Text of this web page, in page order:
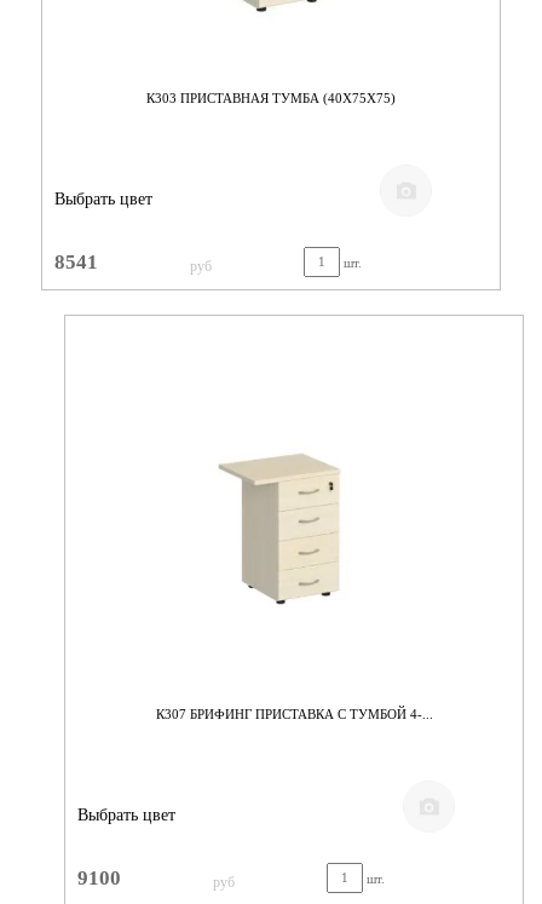
К303 ПРИСТАВНАЯ ТУМБА (40Х75Х75)
Выбрать цвет
8541 руб шт.
К307 БРИФИНГ ПРИСТАВКА С ТУМБОЙ 4-...
Выбрать цвет
9100 руб шт.